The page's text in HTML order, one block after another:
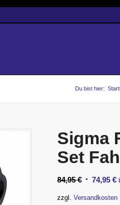
Du bist hier:
Sigma
Set
84,95€ 74,95€
zzgl.Versandkosten